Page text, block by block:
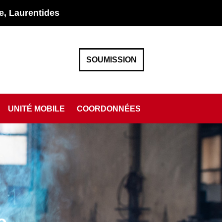
Laurentides
SOUMISSION
UNITÉ MOBILE COORDONNÉES